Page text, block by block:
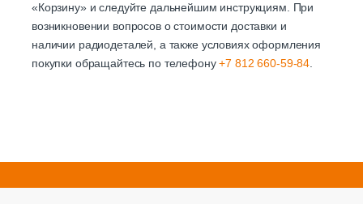
«Корзину» и следуйте дальнейшим инструкциям. При
возникновении вопросов о стоимости доставки и
наличии радиодеталей, а также условиях оформления
покупки обращайтесь по телефону+7 812 660-59-84.